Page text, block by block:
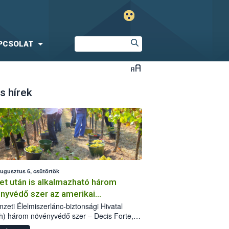
hírek
6, csütörtök
után is alkalmazható három
szer az amerikai
ellen
Élelmiszerlánc-biztonsági Hivatal
három növényvédő szer – Decis Forte,
24 EW, Oroganic – engedélyokiratát